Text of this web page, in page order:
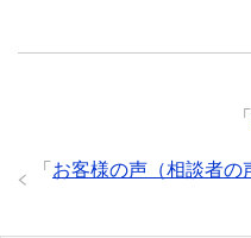
「
「 お客様の声（相談者の